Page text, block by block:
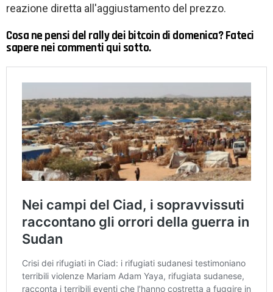
reazione diretta all'aggiustamento del prezzo.
Cosa ne pensi del rally dei bitcoin di domenica? Fateci
sapere nei commenti qui sotto.